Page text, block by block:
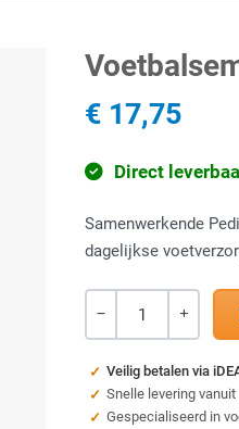
€ 17,75
Direct
Samenwerkende
dagelijkse
Veilig betalen via
Snelle levering vanuit
Gespecialiseerd in